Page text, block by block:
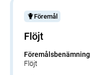
Föremål
Flöjt
Föremålsbenämning
Flöjt